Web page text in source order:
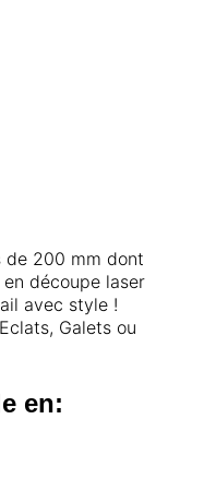
de 200 mm dont
découpe laser
avec style !
Galets ou
en: